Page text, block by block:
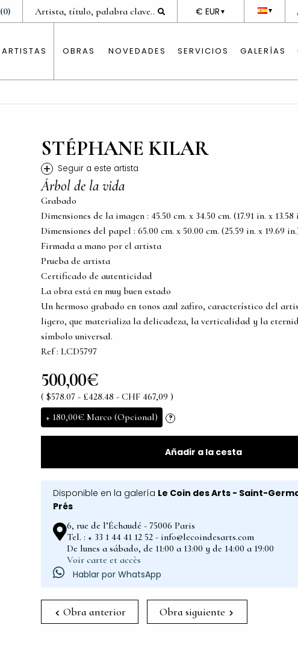
▼
DEVISE
€ EUR ▼
(0)
ARTISTAS OBRAS NOVEDADES SERVICIOS GALERÍAS
STÉPHANE KILAR
+ Seguir a este artista
Árbol de la vida
Grabado
Dimensiones de la imagen : 45.50 cm. x 34.50 cm. (17.91 in. x 13.58
Dimensiones del papel : 65.00 cm. x 50.00 cm. (25.59 in. x 19.69
Firmada a mano por el artista
Prueba de artista
Certificado de autenticidad
La obra está en muy buen estado
Un hermoso grabado en tonos azul zafiro, característico del
ligero, que materializa la delicadeza, la verticalidad y la
símbolo universal.
Ref : LCD5797
500,00€
( $578.07 - £428.48 - CHF 467,09 )
+ 180,00€ Marco (Opcional) ?
Añadir a la cesta
Disponible en la galería Le Coin des Arts - Saint-
Prés
6, rue de l’Échaudé - 75006 Paris
Tel. : + 33 1 44 41 12 52 - info@lecoindesarts.com
De lunes a sábado, de 11:00 a 13:00 y de 14:00 a 19:00
Voir carte et accès
Hablar por WhatsApp
Obra anterior Obra siguiente